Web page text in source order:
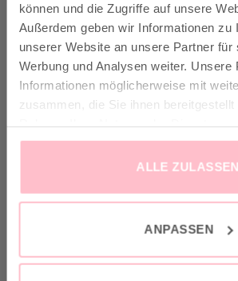
können und die Zugriffe auf unsere
Außerdem geben wir Informationen zu
unserer Website an unsere Partner für
Werbung und Analysen weiter. Unsere
Informationen möglicherweise mit
zusammen, die Sie ihnen
ALLE ZULASSEN
ANPASSEN
✓ Versandkostenfrei ab 149€
✓ Klimaneutraler Versand mit DHL /
✓
Lieferun und Retoure